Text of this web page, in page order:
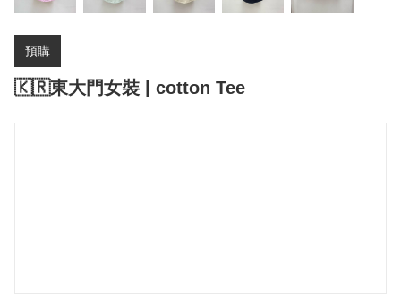
預購
🇰🇷東大門女裝 | cotton Tee